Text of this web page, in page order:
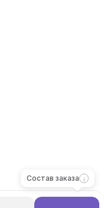
Состав заказа